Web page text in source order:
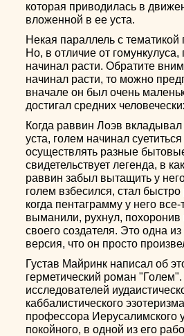
которая приводилась в
вложенной в ее уста.
Некая параллель с тематикой
Но, в отличие от гомункулуса,
начинал расти. Обратите
начинал расти, то можно
вначале он был очень
достигал средних
Когда раввин Лоэв
уста, голем начинал
осуществлять разные
свидетельствует легенда, в
раввин забыл вытащить у
голем взбесился, стал быстро
когда пентаграмму у него
выманили, рухнул, похоронив
своего создателя. Это одна
версия, что он просто
Густав Майринк написал об
герметический роман
исследователей
каббалистического
профессора Иерусалимского
покойного, в одной из его